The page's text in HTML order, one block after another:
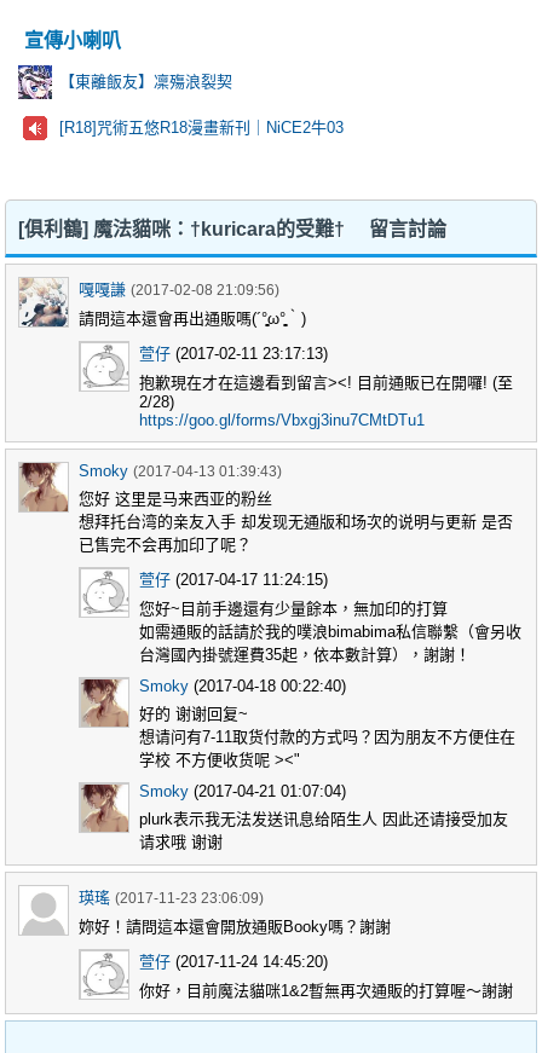
宣傳小喇叭
【東離飯友】凜殤浪裂契
[R18]咒術五悠R18漫畫新刊｜NiCE2牛03
[俱利鶴] 魔法貓咪：†kuricara的受難† 留言討論
嘎嘎謙 (2017-02-08 21:09:56)
請問這本還會再出通販嗎(´°̥̥̥̥̥̥̥̥ω°̥̥̥̥̥̥̥̥｀)
萱仔 (2017-02-11 23:17:13)
抱歉現在才在這邊看到留言><! 目前通販已在開囉! (至
2/28)
https://goo.gl/forms/Vbxgj3inu7CMtDTu1
Smoky (2017-04-13 01:39:43)
您好 这里是马来西亚的粉丝
想拜托台湾的亲友入手 却发现无通版和场次的说明与更新 是否
已售完不会再加印了呢？
萱仔 (2017-04-17 11:24:15)
您好~目前手邊還有少量餘本，無加印的打算
如需通販的話請於我的噗浪bimabima私信聯繫（會另收
台灣國內掛號運費35起，依本數計算），謝謝！
Smoky (2017-04-18 00:22:40)
好的 谢谢回复~
想请问有7-11取货付款的方式吗？因为朋友不方便住在
学校 不方便收货呢 ><"
Smoky (2017-04-21 01:07:04)
plurk表示我无法发送讯息给陌生人 因此还请接受加友
请求哦 谢谢
瑛瑤 (2017-11-23 23:06:09)
妳好！請問這本還會開放通販Booky嗎？謝謝
萱仔 (2017-11-24 14:45:20)
你好，目前魔法貓咪1&2暫無再次通販的打算喔～謝謝